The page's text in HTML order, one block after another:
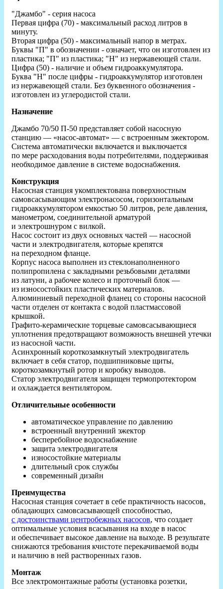
"Джамбо" - серия насоса
Первая цифра (70) - максимальный расход литров в
минуту.
Вторая цифра (50) - максимальный напор в метрах.
Буквы "П" в обозначении - означает, что он изготовлен из
пластика; "П" из пластика; "Н" из нержавеющей стали.
Цифра (50) - наличие и объем гидроаккумулятора.
Буква "Н" после цифры - гидроаккумулятор изготовлен
из нержавеющей стали. Без буквенного обозначения -
изготовлен из углеродистой стали.
Назначение
Джамбо 70/50 П-50 представляет собой насосную
станцию — «насос-автомат» — с встроенным эжектором.
Система автоматически включается и выключается
по мере расходования воды потребителями, поддерживая
необходимое давление в системе водоснабжения.
Конструкция
Насосная станция укомплектована поверхностным
самовсасывающим электронасосом, горизонтальным
гидроаккумулятором емкостью 50 литров, реле давления,
манометром, соединительной арматурой
и электрошнуром с вилкой.
Насос состоит из двух основных частей — насосной
части и электродвигателя, которые крепятся
на переходном фланце.
Корпус насоса выполнен из стеклонаполненного
полипропилена с закладными резьбовыми деталями
из латуни, а рабочее колесо и проточный блок —
из износостойких пластических материалов.
Алюминиевый переходной фланец со стороны насосной
части отделен от контакта с водой пластмассовой
крышкой.
Графито-керамические торцевые самовсасывающиеся
уплотнения предотвращают возможность внешней утечки
из насосной части.
Асинхронный короткозамкнутый электродвигатель
включает в себя статор, подшипниковые щиты,
короткозамкнутый ротор и коробку выводов.
Статор электродвигателя защищен термопротектором
и охлаждается вентилятором.
Отличительные особенности
автоматическое управление по давлению
встроенный внутренний эжектор
бесперебойное водоснабжение
защита электродвигателя
износостойкие материалы
длительный срок службы
современный дизайн
Преимущества
Насосная станция сочетает в себе практичность насосов,
обладающих самовсасывающей способностью,
с достоинствами центробежных насосов, что создает
оптимальные условия всасывания на входе в насос
и обеспечивает высокое давление на выходе. В результате
снижаются требования кчистоте перекачиваемой воды
и наличию в ней растворенных газов.
Монтаж
Все электромонтажные работы (установка розетки,